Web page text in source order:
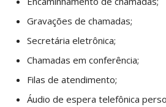
Gravações de chamadas;
Secretária eletrônica;
Chamadas em conferência;
Filas de atendimento;
Áudio de espera telefônica